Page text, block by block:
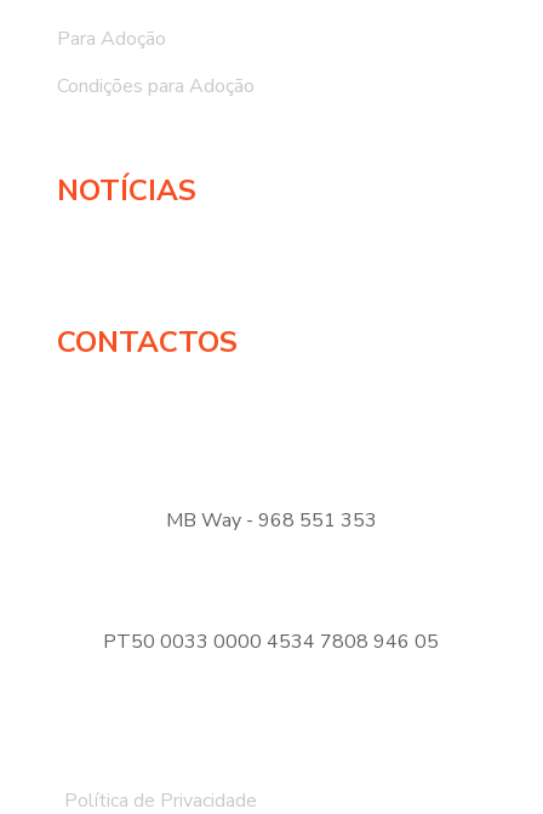
Para Adoção
Condições para Adoção
NOTÍCIAS
CONTACTOS
MB Way - 968 551 353
PT50 0033 0000 4534 7808 946 05
Política de Privacidade